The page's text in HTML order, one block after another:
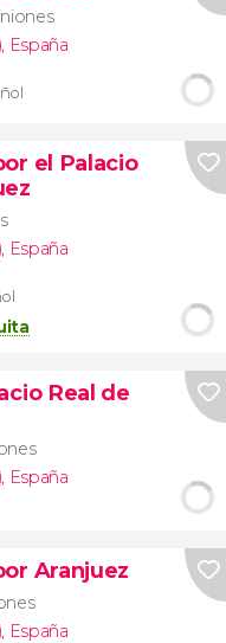
, España
el Palacio
, España
Real de
, España
Aranjuez
, España